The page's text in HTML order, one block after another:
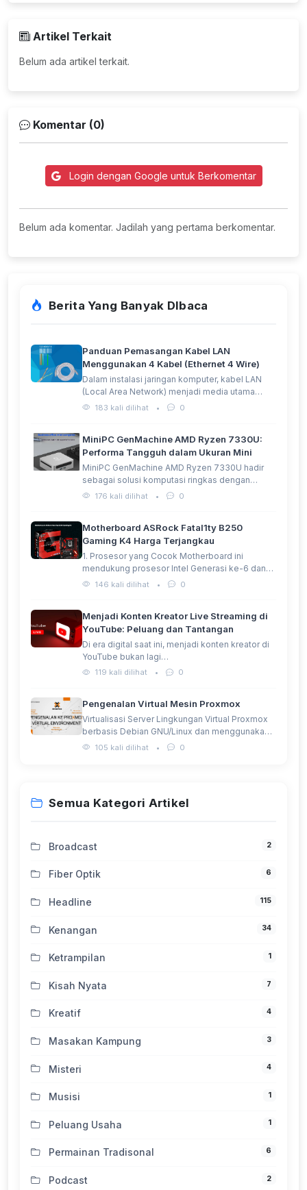
Artikel Terkait
Belum ada artikel terkait.
Komentar (0)
Login dengan Google untuk Berkomentar
Belum ada komentar. Jadilah yang pertama berkomentar.
Berita Yang Banyak DIbaca
Panduan Pemasangan Kabel LAN
Menggunakan 4 Kabel (Ethernet 4 Wire)
Dalam instalasi jaringan komputer, kabel LAN
(Local Area Network) menjadi media utama…
183 kali dilihat • 0
MiniPC GenMachine AMD Ryzen 7330U:
Performa Tangguh dalam Ukuran Mini
MiniPC GenMachine AMD Ryzen 7330U hadir
sebagai solusi komputasi ringkas dengan
performa…
176 kali dilihat • 0
Motherboard ASRock Fatal1ty B250
Gaming K4 Harga Terjangkau
1. Prosesor yang Cocok Motherboard ini
mendukung prosesor Intel Generasi ke-6 dan…
146 kali dilihat • 0
Menjadi Konten Kreator Live Streaming di
YouTube: Peluang dan Tantangan
Di era digital saat ini, menjadi konten kreator di
YouTube bukan lagi…
119 kali dilihat • 0
Pengenalan Virtual Mesin Proxmox
Virtualisasi Server Lingkungan Virtual Proxmox
berbasis Debian GNU/Linux dan menggunakan
Kernel Linux…
105 kali dilihat • 0
Semua Kategori Artikel
Broadcast 2
Fiber Optik 6
Headline 115
Kenangan 34
Ketrampilan 1
Kisah Nyata 7
Kreatif 4
Masakan Kampung 3
Misteri 4
Musisi 1
Peluang Usaha 1
Permainan Tradisonal 6
Podcast 2